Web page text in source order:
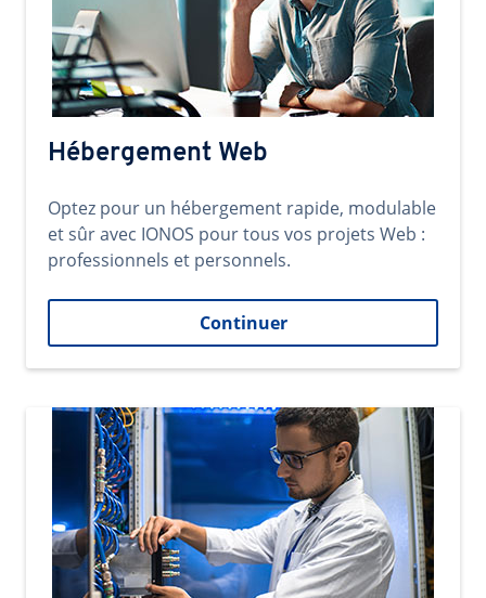
Hébergement Web
Optez pour un hébergement rapide, modulable
et sûr avec IONOS pour tous vos projets Web :
professionnels et personnels.
Continuer